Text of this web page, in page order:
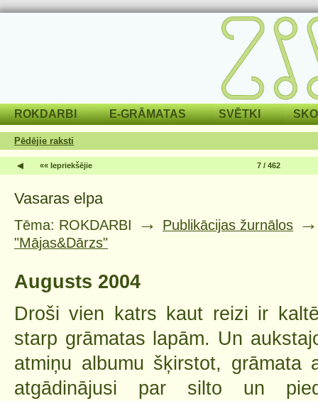
ROKDARBI E-GRĀMATAS SVĒTKI
Pēdējie raksti
◀ «« Iepriekšējie 7 / 462
Vasaras elpa
Tēma: ROKDARBI → Publikācijas žurnālos
"Mājas&Dārzs"
Augusts 2004
Droši vien katrs kaut reizi ir
starp grāmatas lapām. Un
atmiņu albumu šķirstot, grāmata
atgādinājusi par silto un